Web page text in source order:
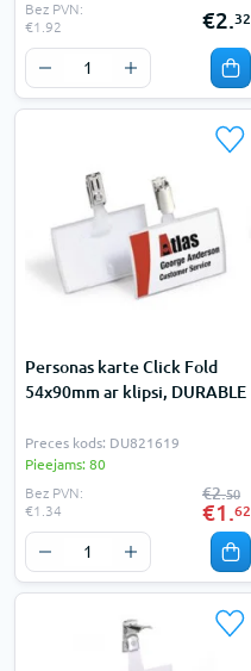
Bez PVN:
€1.92
€2.32
Personas karte Click Fold
54x90mm ar klipsi, DURABLE
Preces kods: DU821619
Pieejams: 80
Bez PVN:
€1.34
€2.50
€1.62